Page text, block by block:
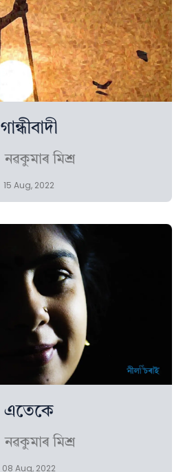
গান্ধীবাদী
নৱকুমাৰ মিশ্ৰ
15 Aug, 2022
এতেকে
নৱকুমাৰ মিশ্ৰ
08 Aug, 2022